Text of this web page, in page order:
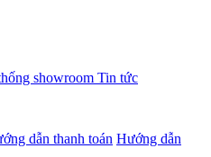
showroom Tin tức
dẫn thanh toán Hướng dẫn